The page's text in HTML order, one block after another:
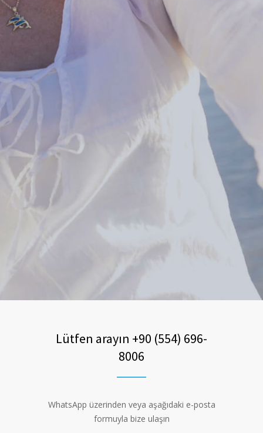
Lütfen arayın +90 (554) 696-
8006
WhatsApp üzerinden veya aşağıdaki e-posta
formuyla bize ulaşın